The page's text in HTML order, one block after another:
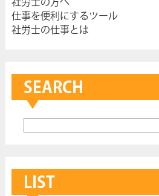
社労士の方へ
仕事を便利にするツール
社労士の仕事とは
SEARCH
LIST